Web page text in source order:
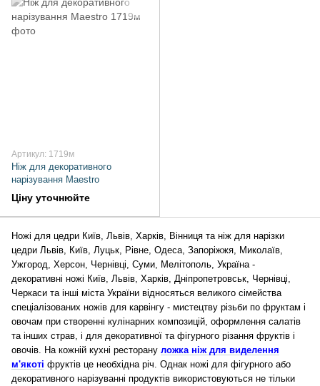
Артикул: 1719м
Ніж для декоративного
нарізування Maestro
Ціну уточнюйте
Ножі для цедри Київ, Львів, Харків, Вінниця та ніж для нарізки
цедри Львів, Київ, Луцьк, Рівне, Одеса, Запоріжжя, Миколаїв,
Ужгород, Херсон, Чернівці, Суми, Мелітополь, Україна -
декоративні ножі Київ, Львів, Харків, Дніпропетровськ, Чернівці,
Черкаси та інші міста України відносяться великого сімейства
спеціалізованих ножів для карвінгу - мистецтву різьби по фруктам і
овочам при створенні кулінарних композицій, оформлення салатів
та інших страв, і для декоративної та фігурного різання фруктів і
овочів. На кожній кухні ресторану ложка ніж для виделення
м'якоті фруктів це необхідна річ. Однак ножі для фігурного або
декоративного нарізуванні продуктів використовуються не тільки